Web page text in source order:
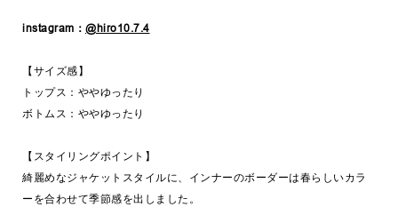
instagram： @hiro10.7.4
【サイズ感】
トップス：ややゆったり
ボトムス：ややゆったり
【スタイリングポイント】
綺麗めなジャケットスタイルに、インナーのボーダーは春らしいカラ
ーを合わせて季節感を出しました。